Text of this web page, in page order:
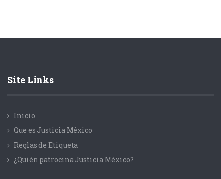
Site Links
Inicio
Que es Justicia México
Reglas de Etiqueta
¿Quién patrocina Justicia México?